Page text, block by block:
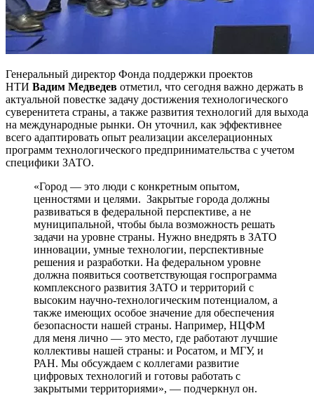
Генеральный директор Фонда поддержки проектов
НТИ Вадим Медведев отметил, что сегодня важно держать в
актуальной повестке задачу достижения технологического
суверенитета страны, а также развития технологий для выхода
на международные рынки. Он уточнил, как эффективнее
всего адаптировать опыт реализации акселерационных
программ технологического предпринимательства с учетом
специфики ЗАТО.
«Город — это люди с конкретным опытом,
ценностями и целями. Закрытые города должны
развиваться в федеральной перспективе, а не
муниципальной, чтобы была возможность решать
задачи на уровне страны. Нужно внедрять в ЗАТО
инновации, умные технологии, перспективные
решения и разработки. На федеральном уровне
должна появиться соответствующая госпрограмма
комплексного развития ЗАТО и территорий с
высоким научно-технологическим потенциалом, а
также имеющих особое значение для обеспечения
безопасности нашей страны. Например, НЦФМ
для меня лично — это место, где работают лучшие
коллективы нашей страны: и Росатом, и МГУ, и
РАН. Мы обсуждаем с коллегами развитие
цифровых технологий и готовы работать с
закрытыми территориями», — подчеркнул он.